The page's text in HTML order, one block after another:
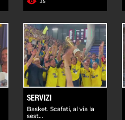
SERVIZI
Basket. Scafati, al via la
sest...